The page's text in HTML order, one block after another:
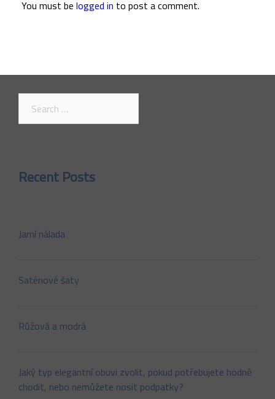
You must belogged in to post a comment.
Search
for:
Recent Posts
Jarní nálada
Saténové šaty
Růžová a modrá
Jaký typ elegantní obuvi zvolit, pokud potřebujete hodně
chodit, nebo nemůžete nosit podpatky?